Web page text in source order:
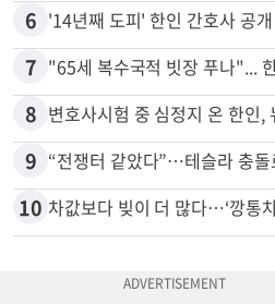
5 부에나파크 한인타운에 281유
6 '14년째 도피' 한인 간호사 공
7
8 변호사시험 중 심정지 온 한인,
9 “전쟁터 같았다”…테슬라 충돌